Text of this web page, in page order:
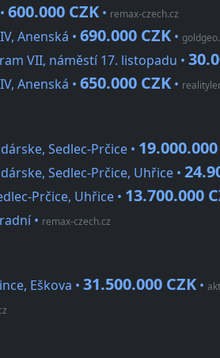
600.000 CZK • remax-czech.cz
Anenská • 690.000 CZK •
VII, náměstí 17. listopadu •
Anenská • 650.000 CZK •
Sedlec-Prčice •
Sedlec-Prčice, Uhřice •
Prčice, Uhřice • 13.700.000
• remax-czech.cz
Eškova • 31.500.000 CZK •